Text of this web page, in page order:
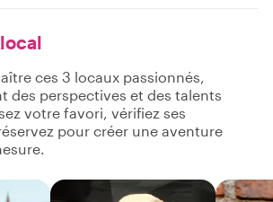
ces 3 locaux passionnés,
des perspectives et des talents
votre favori, vérifiez ses
pour créer une aventure